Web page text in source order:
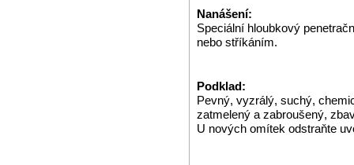
Nanášení:
Speciální hloubkový
nebo stříkáním.
Podklad:
Pevný, vyzrálý, suchý,
zatmelený a zabroušený,
U nových omítek odstraňte